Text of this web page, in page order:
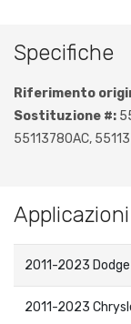
Specifiche
Riferimento
Sostituzione #:
55113780AC,
2011-2023 Dodge
2011-2023